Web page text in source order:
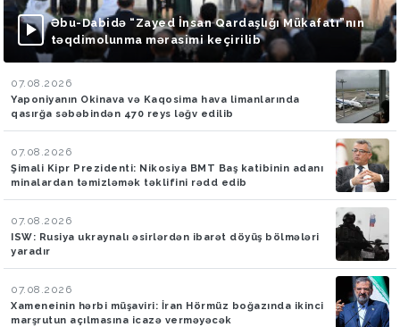
Əbu-Dabidə “Zayed İnsan Qardaşlığı Mükafatı”nın
təqdimolunma mərasimi keçirilib
07.08.2026
Yaponiyanın Okinava və Kaqosima hava limanlarında
qasırğa səbəbindən 470 reys ləğv edilib
07.08.2026
Şimali Kipr Prezidenti: Nikosiya BMT Baş katibinin adanı
minalardan təmizləmək təklifini rədd edib
07.08.2026
ISW: Rusiya ukraynalı əsirlərdən ibarət döyüş bölmələri
yaradır
07.08.2026
Xameneinin hərbi müşaviri: İran Hörmüz boğazında ikinci
marşrutun açılmasına icazə verməyəcək